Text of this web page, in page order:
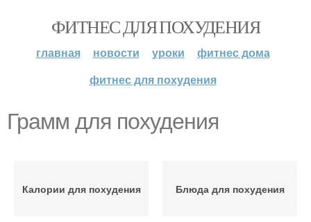
ФИТНЕС ДЛЯ ПОХУДЕНИЯ
главная новости уроки
фитнес дома
фитнес для похудения
Грамм для похудения
Калории для похудения Блюда для похудения